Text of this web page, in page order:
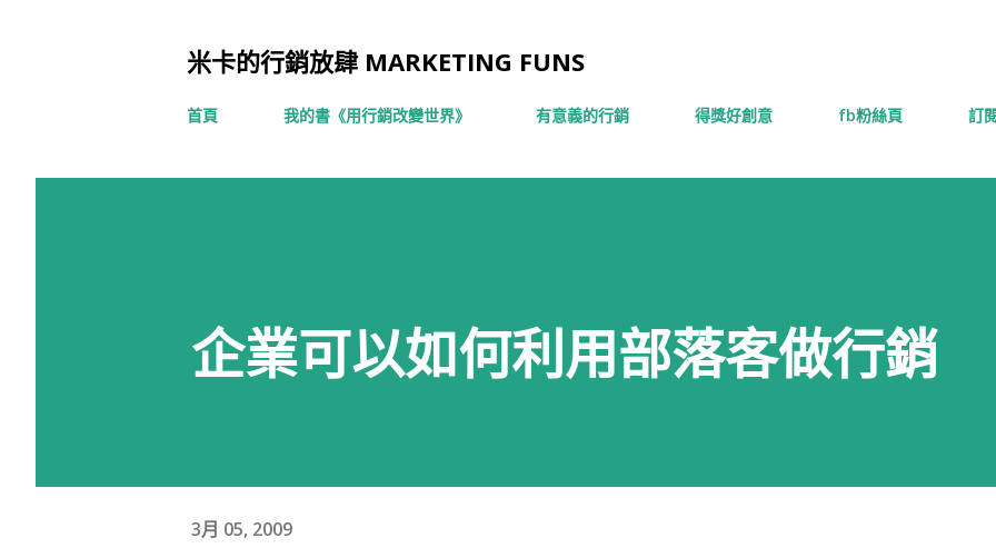
米卡的行銷放肆 MARKETING FUNS
首頁 我的書《用行銷改變世界》 有意義的行銷 得獎好創意 fb粉絲頁 訂
企業可以如何利用部落客做行銷
3月 05, 2009